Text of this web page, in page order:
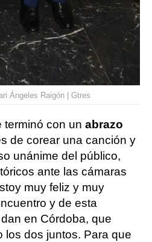
Ángeles Raigón | Gtres
terminó con un abrazo
de corear una canción y
unánime del público,
ante las cámaras
muy feliz y muy
y de esta
en Córdoba, que
los dos juntos. Para que